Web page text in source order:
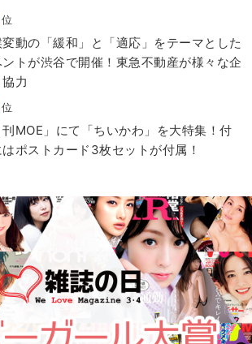
位
動の「緩和」と「適応」をテーマとした
ントが渋谷で開催！東急不動産が様々な企
力
位
刊MOE」にて「ちいかわ」を大特集！付
ポストカード3枚セットが付属！